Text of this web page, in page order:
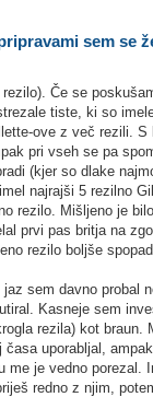
sem se
Če se
tiste, ki so
ove z več rezili. S
pri vseh se pa
(kjer so dlake
najrajši 5 rezilno
rezilo. Mišljeno je
prvi pas britja na
rezilo boljše
sem davno probal
Kasneje sem
rezila) kot braun.
uporabljal,
me je vedno porezal.
redno z njim,